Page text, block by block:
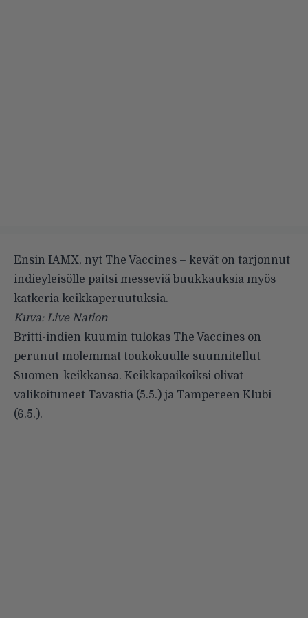
Ensin IAMX, nyt The Vaccines – kevät on tarjonnut
indieyleisölle paitsi messeviä buukkauksia myös
katkeria keikkaperuutuksia.
Kuva: Live Nation
Britti-indien kuumin tulokas The Vaccines on
perunut molemmat toukokuulle suunnitellut
Suomen-keikkansa. Keikkapaikoiksi olivat
valikoituneet Tavastia (5.5.) ja Tampereen Klubi
(6.5.).